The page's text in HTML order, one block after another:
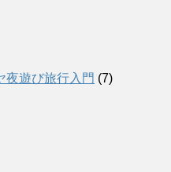
夜遊び旅行入門 (7)